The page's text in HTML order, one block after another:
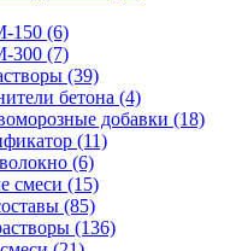
(6)
(7)
(39)
бетона (4)
добавки (18)
(11)
(6)
смеси (15)
(85)
(136)